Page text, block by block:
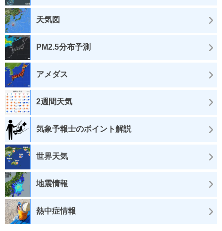
天気図
PM2.5分布予測
アメダス
2週間天気
気象予報士のポイント解説
世界天気
地震情報
熱中症情報